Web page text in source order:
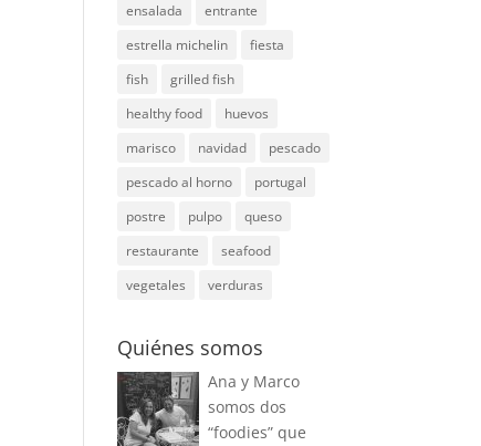
ensalada
entrante
estrella michelin
fiesta
fish
grilled fish
healthy food
huevos
marisco
navidad
pescado
pescado al horno
portugal
postre
pulpo
queso
restaurante
seafood
vegetales
verduras
Quiénes somos
Ana y Marco
somos dos
“foodies” que